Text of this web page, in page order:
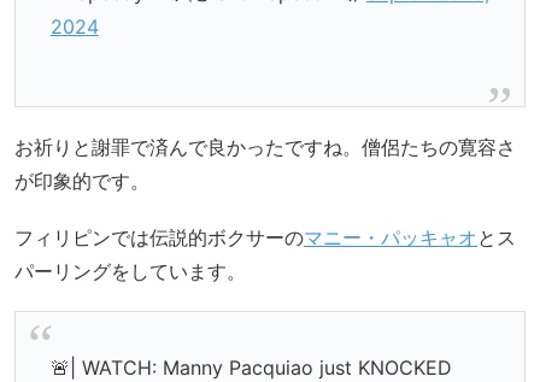
2024
お祈りと謝罪で済んで良かったですね。僧侶たちの寛容さ
が印象的です。
フィリピンでは伝説的ボクサーのマニー・パッキャオ とス
パーリングをしています。
🚨| WATCH: Manny Pacquiao just KNOCKED